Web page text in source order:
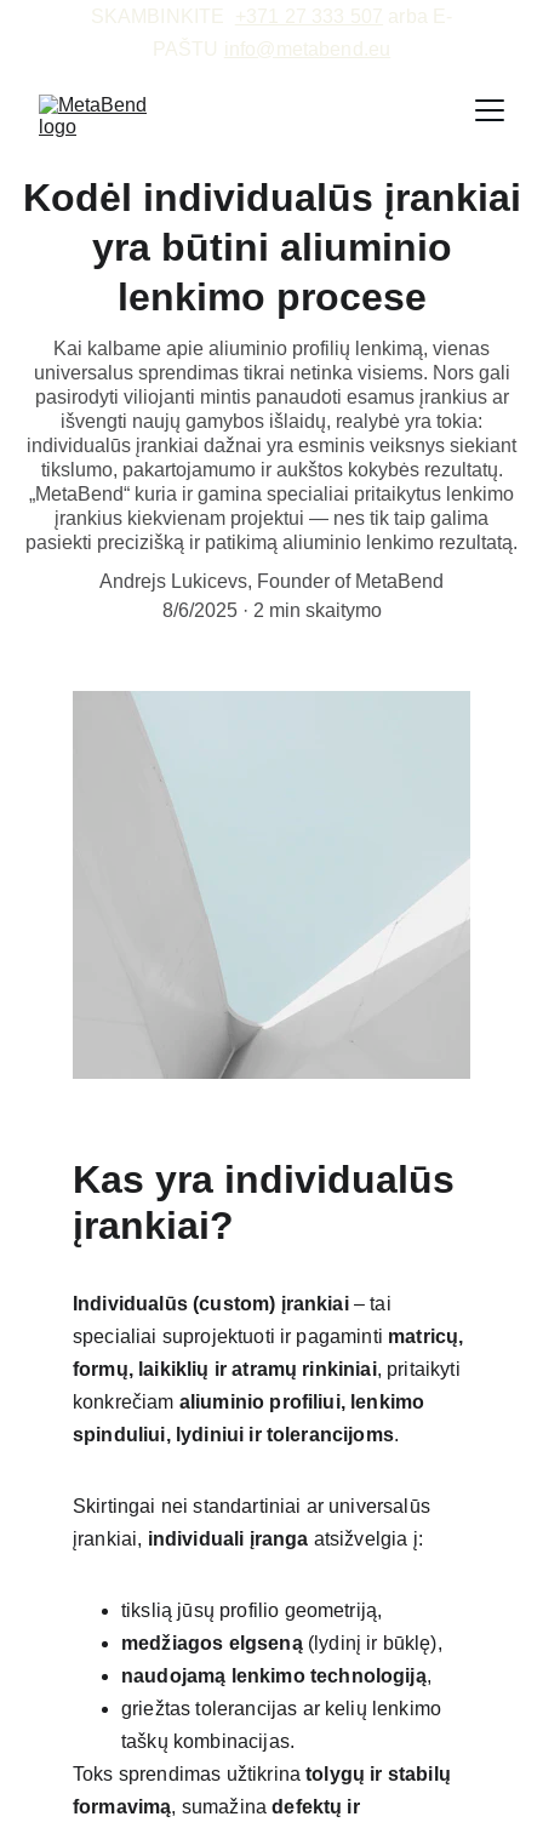
SKAMBINKITE +371 27 333 507 arba E-
PAŠTU info@metabend.eu
Kodėl individualūs įrankiai
yra būtini aliuminio
lenkimo procese
Kai kalbame apie aliuminio profilių lenkimą, vienas
universalus sprendimas tikrai netinka visiems. Nors gali
pasirodyti viliojanti mintis panaudoti esamus įrankius ar
išvengti naujų gamybos išlaidų, realybė yra tokia:
individualūs įrankiai dažnai yra esminis veiksnys siekiant
tikslumo, pakartojamumo ir aukštos kokybės rezultatų.
„MetaBend“ kuria ir gamina specialiai pritaikytus lenkimo
įrankius kiekvienam projektui — nes tik taip galima
pasiekti precizišką ir patikimą aliuminio lenkimo rezultatą.
Andrejs Lukicevs, Founder of MetaBend
8/6/2025
2 min skaitymo
Kas yra individualūs
įrankiai?
Individualūs (custom) įrankiai – tai
specialiai suprojektuoti ir pagaminti matricų,
formų, laikiklių ir atramų rinkiniai, pritaikyti
konkrečiam aliuminio profiliui, lenkimo
spinduliui, lydiniui ir tolerancijoms.
Skirtingai nei standartiniai ar universalūs
įrankiai, individuali įranga atsižvelgia į:
tikslią jūsų profilio geometriją,
medžiagos elgseną (lydinį ir būklę),
naudojamą lenkimo technologiją,
griežtas tolerancijas ar kelių lenkimo
taškų kombinacijas.
Toks sprendimas užtikrina tolygų ir stabilų
formavimą, sumažina defektų ir